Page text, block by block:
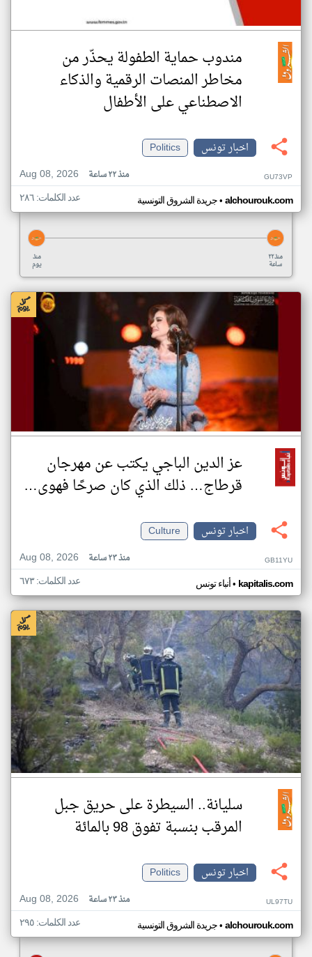
مندوب حماية الطفولة يحذّر من
مخاطر المنصات الرقمية والذكاء
الاصطناعي على الأطفال
اخبار تونس
Politics
Aug 08, 2026
منذ ٢٢ ساعة GU73VP
جريدة الشروق التونسية• alchourouk.com عدد الكلمات: ٢٨٦
منذ
يوم
منذ ٢٢
ساعة
عز الدين الباجي يكتب عن مهرجان
قرطاج… ذلك الذي كان صرحًا فهوى…
اخبار تونس
Culture
Aug 08, 2026
منذ ٢٣ ساعة GB11YU
أنباء تونس• kapitalis.com عدد الكلمات: ٦٧٣
سليانة.. السيطرة على حريق جبل
المرقب بنسبة تفوق 98 بالمائة
اخبار تونس
Politics
Aug 08, 2026
منذ ٢٣ ساعة UL97TU
جريدة الشروق التونسية• alchourouk.com عدد الكلمات: ٢٩٥